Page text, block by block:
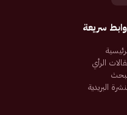
سريعة
الرأي
البريدية